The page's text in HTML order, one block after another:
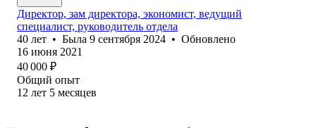
Директор, зам директора, экономист, ведущий
специалист, руководитель отдела
40 лет • Была 9 сентября 2024 • Обновлено
16 июня 2021
40 000 ₽
Общий опыт
12 лет 5 месяцев